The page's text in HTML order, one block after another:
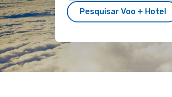
Pesquisar Voo + Hotel